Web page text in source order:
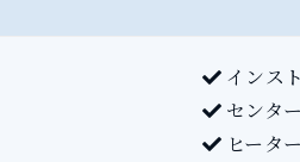
インス
センタ
ヒータ